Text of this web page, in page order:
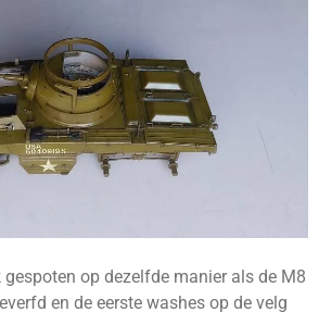
op dezelfde manier als de M8
en de eerste washes op de velg